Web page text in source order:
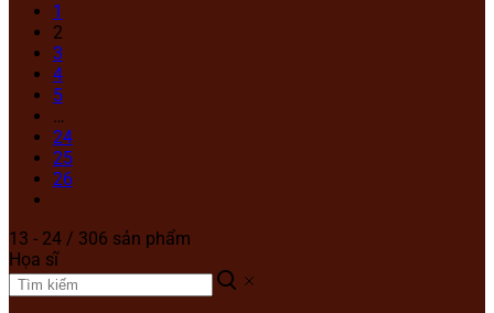
1
2
3
4
5
…
24
25
26
13 - 24 / 306 sản phẩm
Họa sĩ